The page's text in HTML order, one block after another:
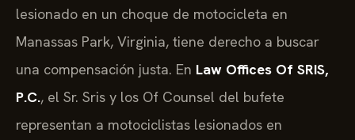
lesionado en un choque de motocicleta en
Manassas Park, Virginia, tiene derecho a buscar
una compensación justa. En Law Offices Of SRIS,
P.C., el Sr. Sris y los Of Counsel del bufete
representan a motociclistas lesionados en